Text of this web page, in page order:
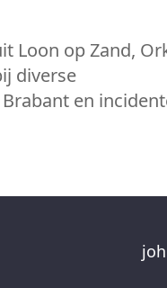
Loon op Zand,
diverse
en